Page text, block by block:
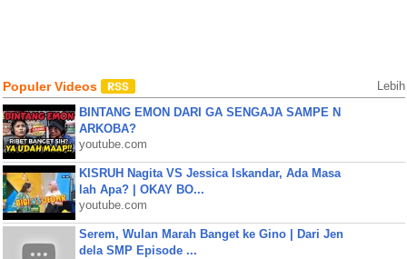
Populer Videos Lebih
BINTANG EMON DARI GA SENGAJA SAMPE N
ARKOBA?
youtube.com
KISRUH Nagita VS Jessica Iskandar, Ada Masa
lah Apa? | OKAY BO...
youtube.com
Serem, Wulan Marah Banget ke Gino | Dari Jen
dela SMP Episode ...